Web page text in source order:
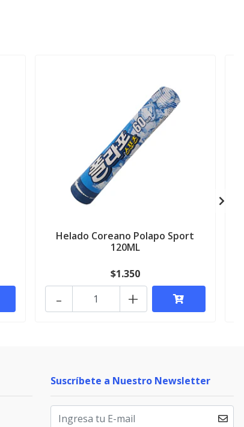
Helado Coreano Polapo Sport
120ML
$1.350
+
-
Suscríbete a Nuestro Newsletter